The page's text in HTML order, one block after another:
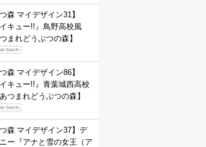
つ森 マイデザイン31】
イキュー!!』鳥野高校風
つまれどうぶつの森】
Swicth
つ森 マイデザイン86】
イキュー!!』青葉城西高校
つまれどうぶつの森】
Swicth
つ森 マイデザイン37】デ
ー『アナと雪の女王（ア